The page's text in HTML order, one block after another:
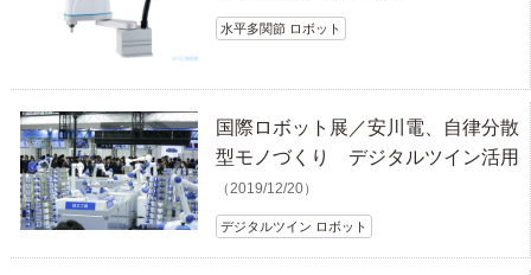
水平多関節 ロボット
国際ロボット展／安川電、自律分散
型モノづくり デジタルツイン活用
（2019/12/20）
デジタルツイン ロボット